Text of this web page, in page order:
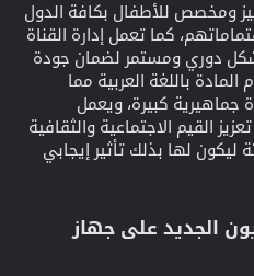
ومخصص للأطفال بكافة الدول
كما تعمل إدارة القناة
دوري ومستمر لضمان جودة
باللغة العربية مما
كبيرة، ويعمل
القيم الاجتماعية والثقافية
ليكون لها بذلك تأثير إيجابي
الجديد على جهاز